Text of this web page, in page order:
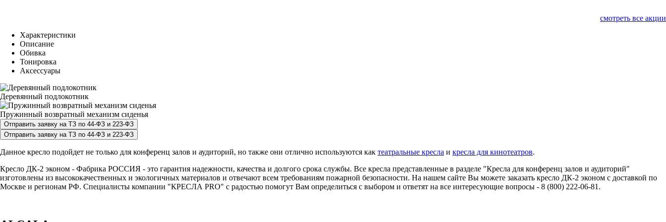
смотреть все акции
Характеристики
Описание
Обивка
Тонировка
Аксессуары
Деревянный подлокотник
Пружинный возвратный механизм сиденья
Данное кресло подойдет не только для конференц залов и аудиторий, но также они отлично используются как театральные кресла и кресла для кинотеатров.
Кресло ДК-2 эконом - Фабрика РОССИЯ - это гарантия надежности, качества и долгого срока службы. Все кресла представленные в разделе "Кресла для конференц залов и аудиторий"
изготовлены из высококачественных и экологичных материалов и отвечают всем требованиям пожарной безопасности. На нашем сайте Вы можете заказать кресло ДК-2 эконом с доставкой по
Москве и регионам РФ. Специалисты компании "КРЕСЛА PRO" с радостью помогут Вам определиться с выбором и ответят на все интересующие вопросы - 8 (800) 222-06-81.